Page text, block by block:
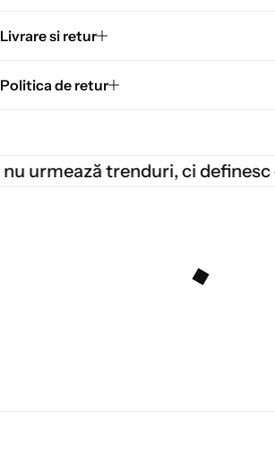
Livrare si retur
Politica de retur
trenduri, ci definesc eleganța